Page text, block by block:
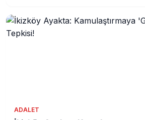
güçlü ifadeler kullandı.
ADALET